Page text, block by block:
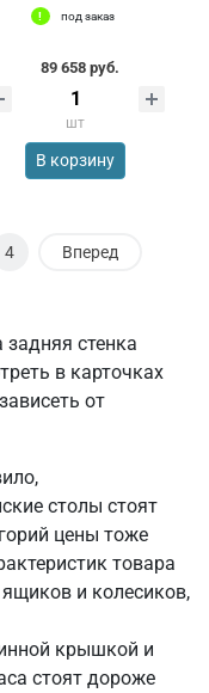
под заказ
89 658 руб.
шт
В корзину
4 Вперед
стенка
в карточках
от
столы стоят
цены тоже
товара
и колесиков,
крышкой и
стоят дороже